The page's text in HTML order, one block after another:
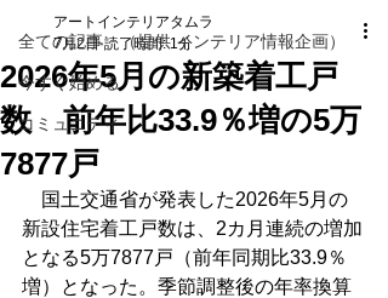
全ての記事 （提供 インテリア情報企画）
今すぐ始める
コミュニティ
2026年5月の新築着工戸
数 前年比33.9％増の5万
7877戸
アートインテリアタムラ
7月2日 読了時間: 1分
国土交通省が発表した2026年5月の
新設住宅着工戸数は、2カ月連続の増加
となる5万7877戸（前年同期比33.9％
増）となった。季節調整後の年率換算